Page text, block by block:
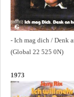
- Ich mag dich / Denk
(Global 22 525 0N)
1973